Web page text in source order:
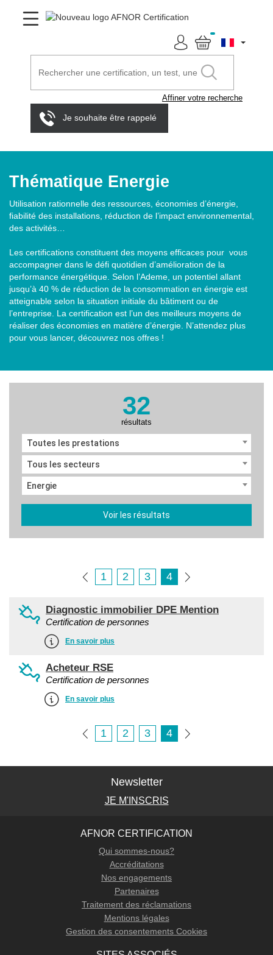
Affiner votre recherche
Je souhaite être rappelé
Thématique Energie
Utilisation rationnelle des ressources, économies d’énergie,
fiabilité des installations, réduction de l’impact environnemental,
des activités…
Les certifications constituent des moyens efficaces pour vous
accompagner dans le défi quotidien d’amélioration de la
performance énergétique. Selon l’Ademe, un potentiel allant
jusqu’à 40 % de réduction de la consommation en énergie est
atteignable selon la situation initiale du bâtiment ou de
l’entreprise. La certification est l’un des meilleurs moyens de
réaliser des économies en matière d’énergie. N’attendez plus
pour vous lancer, découvrez nos offres !
32
résultats
Toutes les prestations
Tous les secteurs
Energie
Voir les résultats
1 2 3 4
Diagnostic immobilier DPE Mention
Certification de personnes
En savoir plus
Acheteur RSE
Certification de personnes
En savoir plus
1 2 3 4
Newsletter
JE M'INSCRIS
AFNOR CERTIFICATION
Qui sommes-nous?
Accréditations
Nos engagements
Partenaires
Traitement des réclamations
Mentions légales
Gestion des consentements Cookies